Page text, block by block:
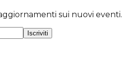
sui nuovi eventi.
Iscriviti